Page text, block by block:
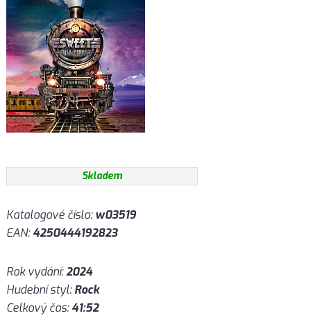
Skladem
Katalogové číslo:w03519
EAN:4250444192823
Rok vydání:2024
Hudební styl:Rock
Celkový čas:41:52